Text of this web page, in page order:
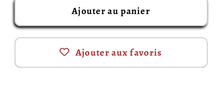
Ajouter au panier
Ajouter aux favoris